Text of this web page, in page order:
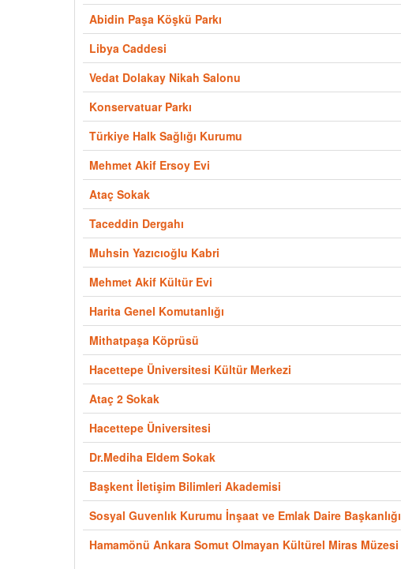
Abidin Paşa Köşkü Parkı
Libya Caddesi
Vedat Dolakay Nikah Salonu
Konservatuar Parkı
Türkiye Halk Sağlığı Kurumu
Mehmet Akif Ersoy Evi
Ataç Sokak
Taceddin Dergahı
Muhsin Yazıcıoğlu Kabri
Mehmet Akif Kültür Evi
Harita Genel Komutanlığı
Mithatpaşa Köprüsü
Hacettepe Üniversitesi Kültür Merkezi
Ataç 2 Sokak
Hacettepe Üniversitesi
Dr.Mediha Eldem Sokak
Başkent İletişim Bilimleri Akademisi
Sosyal Guvenlık Kurumu İnşaat ve Emlak Daire Başkanlığı
Hamamönü Ankara Somut Olmayan Kültürel Miras Müzesi